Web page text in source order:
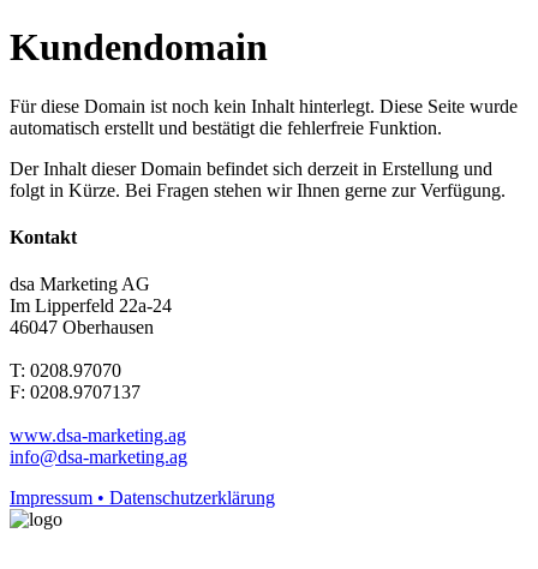
Kundendomain
Für diese Domain ist noch kein Inhalt hinterlegt. Diese Seite wurde
automatisch erstellt und bestätigt die fehlerfreie Funktion.
Der Inhalt dieser Domain befindet sich derzeit in Erstellung und
folgt in Kürze. Bei Fragen stehen wir Ihnen gerne zur Verfügung.
Kontakt
dsa Marketing AG
Im Lipperfeld 22a-24
46047 Oberhausen
T: 0208.97070
F: 0208.9707137
www.dsa-marketing.ag
info@dsa-marketing.ag
Impressum • Datenschutzerklärung